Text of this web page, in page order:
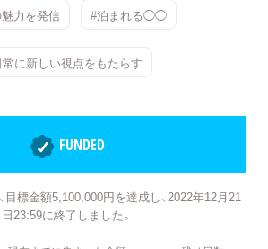
力を発信 #泊まれる◯◯
に新しい視点をもたらす
FUNDED
目標金額5,100,000円を達成し、2022年12月21
日23:59に終了しました。